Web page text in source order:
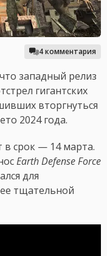
4 комментария
западный релиз
гигантских
вторгнуться
2024 года.
в срок — 14 марта.
Earth Defense Force
для
тщательной